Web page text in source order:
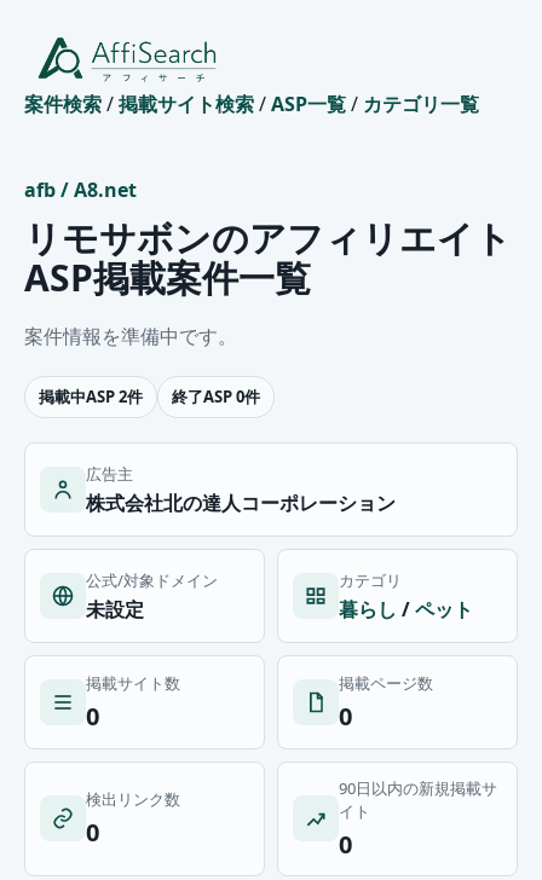
案件検索/掲載サイト検索/ASP一覧/ カテゴリ一覧
afb/A8.net
リモサボンのアフィリエイト
ASP掲載案件一覧
案件情報を準備中です。
掲載中ASP 2件 終了ASP 0件
広告主
株式会社北の達人コーポレーション
公式/対象ドメイン
未設定
カテゴリ
暮らし /ペット
掲載サイト数
0
掲載ページ数
0
検出リンク数
0
90日以内の新規掲載サ
イト
0